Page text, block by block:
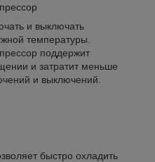
и выключать
температуры.
поддержит
и затратит меньше
и выключений.
быстро охладить